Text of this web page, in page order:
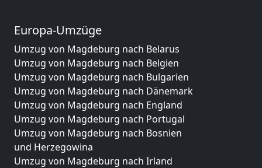
Europa-Umzüge
Umzug von Magdeburg nach Belarus
Umzug von Magdeburg nach Belgien
Umzug von Magdeburg nach Bulgarien
Umzug von Magdeburg nach Dänemark
Umzug von Magdeburg nach England
Umzug von Magdeburg nach Portugal
Umzug von Magdeburg nach Bosnien
und Herzegowina
Umzug von Magdeburg nach Irland